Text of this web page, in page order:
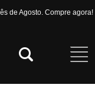
de Agosto. Compre agora!